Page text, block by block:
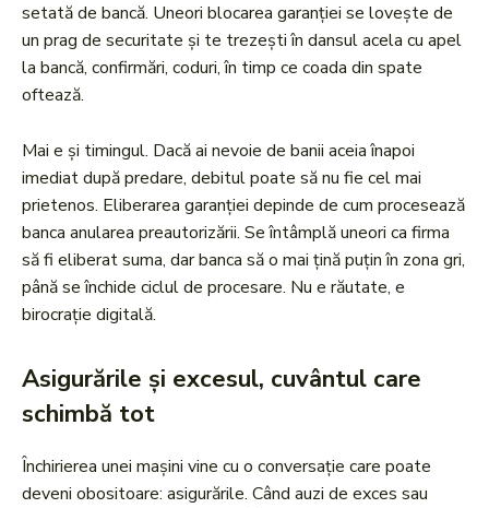
setată de bancă. Uneori blocarea garanției se lovește de
un prag de securitate și te trezești în dansul acela cu apel
la bancă, confirmări, coduri, în timp ce coada din spate
oftează.
Mai e și timingul. Dacă ai nevoie de banii aceia înapoi
imediat după predare, debitul poate să nu fie cel mai
prietenos. Eliberarea garanției depinde de cum procesează
banca anularea preautorizării. Se întâmplă uneori ca firma
să fi eliberat suma, dar banca să o mai țină puțin în zona gri,
până se închide ciclul de procesare. Nu e răutate, e
birocrație digitală.
Asigurările și excesul, cuvântul care
schimbă tot
Închirierea unei mașini vine cu o conversație care poate
deveni obositoare: asigurările. Când auzi de exces sau